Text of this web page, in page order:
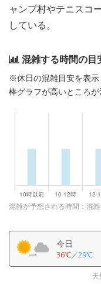
ャンプ村やテニスコ
している。
混雑する時間の目
※休日の混雑目安を表示
棒グラフが高いところが
混雑が予想される時間：混
今日
36℃／29℃